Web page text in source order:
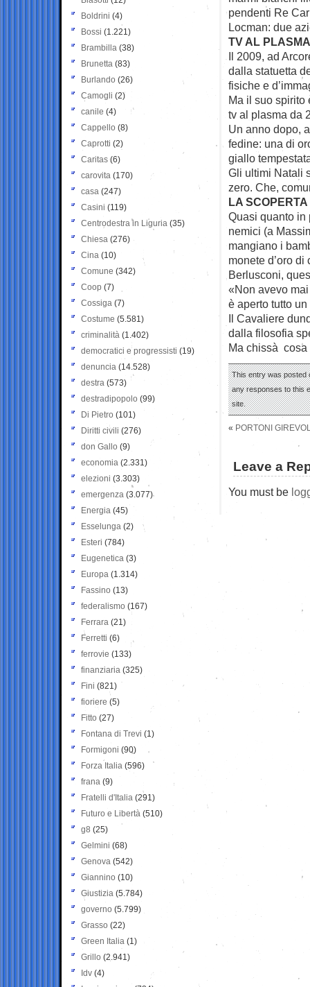
pendenti Re
Locman: due
TV AL
Il 2009, ad
dalla statuetta
fisiche e
Ma il suo spirito
tv al plasma da
Un anno dopo,
fedine: una di
giallo
Gli ultimi Natali
zero. Che,
LA
Quasi quanto in
nemici (a
mangiano i
monete d’oro di
Berlusconi,
«Non avevo
è aperto tutto
Il Cavaliere
dalla filosofia
Ma chissà cosa
This entry was posted
any responses to this
site.
« PORTONI
Leave a
You must be
Boldrini (4)
Bossi (1.221)
Brambilla (38)
Brunetta (83)
Burlando (26)
Camogli (2)
canile (4)
Cappello (8)
Caprotti (2)
Caritas (6)
carovita (170)
casa (247)
Casini (119)
Centrodestra in Liguria (35)
Chiesa (276)
Cina (10)
Comune (342)
Coop (7)
Cossiga (7)
Costume (5.581)
criminalità (1.402)
democratici e progressisti (19)
denuncia (14.528)
destra (573)
destradipopolo (99)
Di Pietro (101)
Diritti civili (276)
don Gallo (9)
economia (2.331)
elezioni (3.303)
emergenza (3.077)
Energia (45)
Esselunga (2)
Esteri (784)
Eugenetica (3)
Europa (1.314)
Fassino (13)
federalismo (167)
Ferrara (21)
Ferretti (6)
ferrovie (133)
finanziaria (325)
Fini (821)
fioriere (5)
Fitto (27)
Fontana di Trevi (1)
Formigoni (90)
Forza Italia (596)
frana (9)
Fratelli d'Italia (291)
Futuro e Libertà (510)
g8 (25)
Gelmini (68)
Genova (542)
Giannino (10)
Giustizia (5.784)
governo (5.799)
Grasso (22)
Green Italia (1)
Grillo (2.941)
Idv (4)